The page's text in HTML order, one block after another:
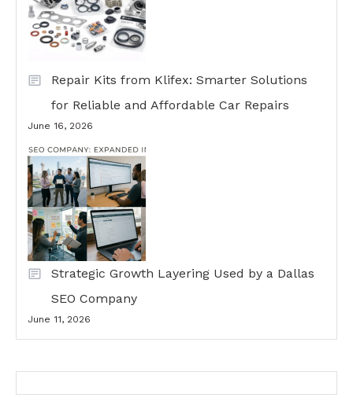
Repair Kits from Klifex: Smarter Solutions
for Reliable and Affordable Car Repairs
June 16, 2026
Strategic Growth Layering Used by a Dallas
SEO Company
June 11, 2026